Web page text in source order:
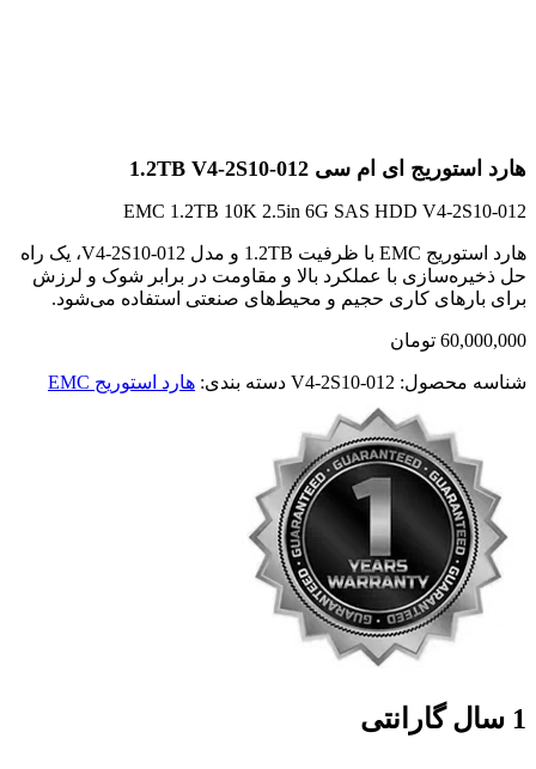
هارد استوریج ای ام سی 1.2TB V4-2S10-012
EMC 1.2TB 10K 2.5in 6G SAS HDD V4-2S10-012
هارد استوریج EMC با ظرفیت 1.2TB و مدل V4-2S10-012، یک راه
حل ذخیره‌سازی با عملکرد بالا و مقاومت در برابر شوک و لرزش
برای بارهای کاری حجیم و محیط‌های صنعتی استفاده می‌شود.
60,000,000 تومان
شناسه محصول: V4-2S10-012 دسته بندی: هارد استوریج EMC
1 سال گارانتی